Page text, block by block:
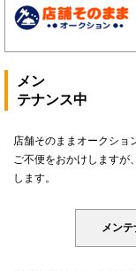
メン
テナンス中
店舗そのままオークショ
ご不便をおかけしますが
します。
メンテ